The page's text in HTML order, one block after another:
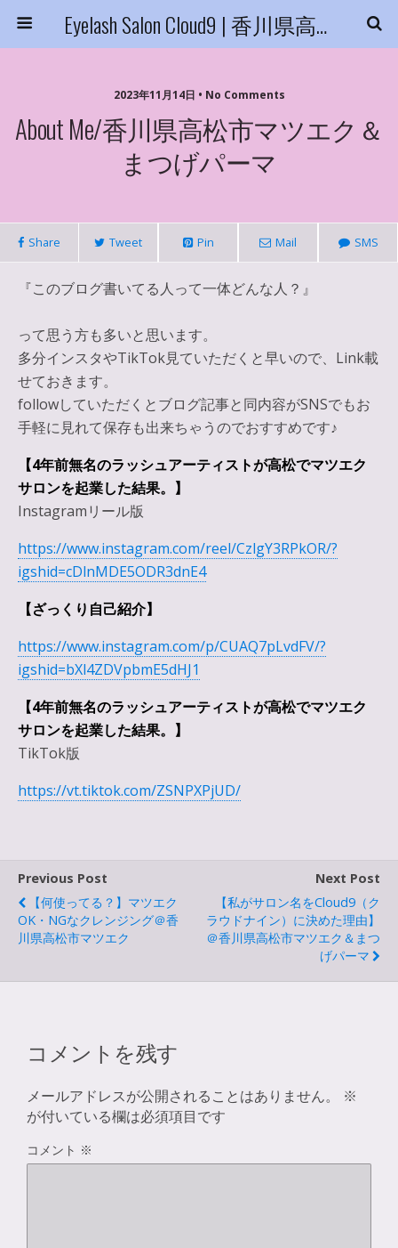
Eyelash Salon Cloud9 | 香川県高松市
2023年11月14日 • No Comments
About Me/香川県高松市マツエク＆
まつげパーマ
Share Tweet Pin Mail SMS
『このブログ書いてる人って一体どんな人？』
って思う方も多いと思います。
多分インスタやTikTok見ていただくと早いので、Link載
せておきます。
followしていただくとブログ記事と同内容がSNSでもお
手軽に見れて保存も出来ちゃうのでおすすめです♪
【4年前無名のラッシュアーティストが高松でマツエク
サロンを起業した結果。】
Instagramリール版
https://www.instagram.com/reel/CzlgY3RPkOR/?
igshid=cDlnMDE5ODR3dnE4
【ざっくり自己紹介】
https://www.instagram.com/p/CUAQ7pLvdFV/?
igshid=bXl4ZDVpbmE5dHJ1
【4年前無名のラッシュアーティストが高松でマツエク
サロンを起業した結果。】
TikTok版
https://vt.tiktok.com/ZSNPXPjUD/
Previous Post
【何使ってる？】マツエク
OK・NGなクレンジング＠香
川県高松市マツエク
Next Post
【私がサロン名をCloud9（ク
ラウドナイン）に決めた理由】
＠香川県高松市マツエク＆まつ
げパーマ
コメントを残す
メールアドレスが公開されることはありません。
※
が付いている欄は必須項目です
コメント ※